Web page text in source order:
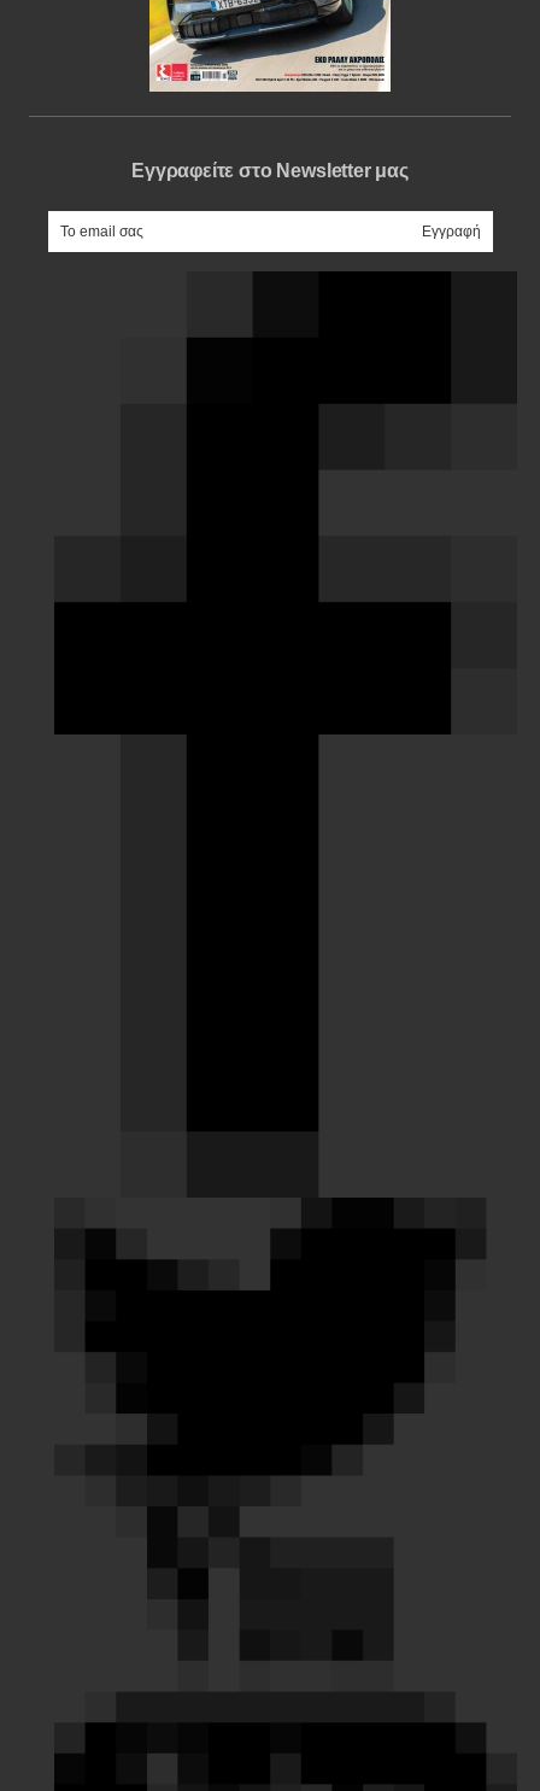
Εγγραφείτε στο Newsletter μας
e-mail